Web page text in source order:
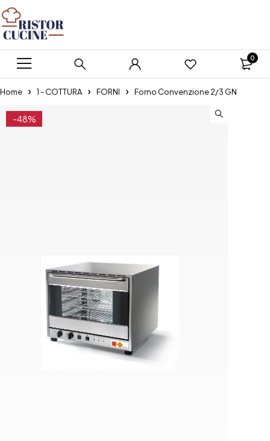
0
Home 1 - COTTURA FORNI Forno Convenzione 2/3 GN
-48%